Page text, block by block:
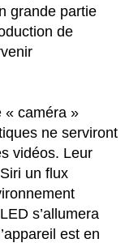
grande partie
de
« caméra »
ne serviront
vidéos. Leur
un flux
s’allumera
est en